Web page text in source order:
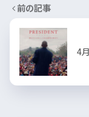
前の記事
4